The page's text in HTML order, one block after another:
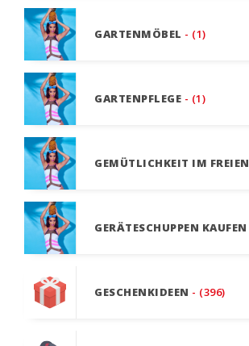
GARTENMÖBEL - (1)
GARTENPFLEGE - (1)
GEMÜTLICHKEIT IM FREIEN
GERÄTESCHUPPEN KAUFEN
GESCHENKIDEEN - (396)